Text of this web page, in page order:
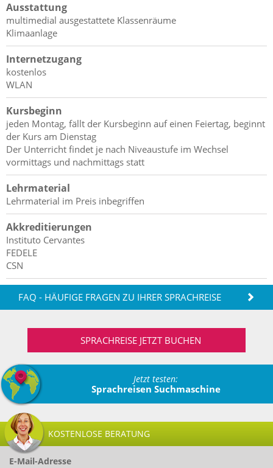
Ausstattung
multimedial ausgestattete Klassenräume
Klimaanlage
Internetzugang
kostenlos
WLAN
Kursbeginn
jeden Montag, fällt der Kursbeginn auf einen Feiertag, beginnt
der Kurs am Dienstag
Der Unterricht findet je nach Niveaustufe im Wechsel
vormittags und nachmittags statt
Lehrmaterial
Lehrmaterial im Preis inbegriffen
Akkreditierungen
Instituto Cervantes
FEDELE
CSN
FAQ - HÄUFIGE FRAGEN ZU IHRER SPRACHREISE
SPRACHREISE JETZT BUCHEN
Jetzt testen:
Sprachreisen Suchmaschine
KOSTENLOSE BERATUNG
E-Mail-Adresse